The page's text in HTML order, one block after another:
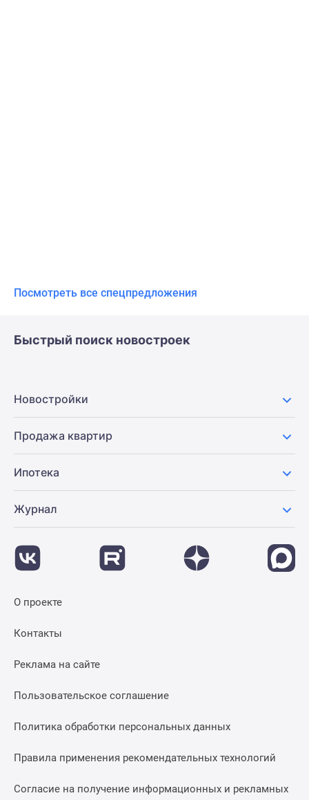
Посмотреть все спецпредложения
Быстрый поиск новостроек
Новостройки
Продажа квартир
Ипотека
Журнал
О проекте
Контакты
Реклама на сайте
Пользовательское соглашение
Политика обработки персональных данных
Правила применения рекомендательных технологий
Согласие на получение информационных и рекламных